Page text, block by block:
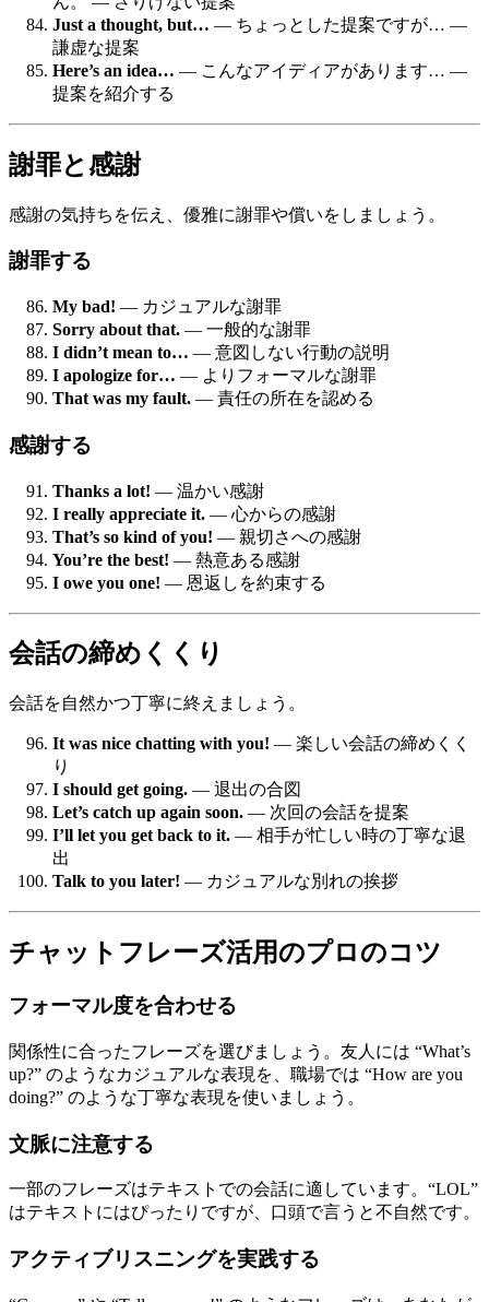
Just a thought, but… — ちょっとした提案ですが… —
謙虚な提案
Here’s an idea… — こんなアイディアがあります… —
提案を紹介する
謝罪と感謝
感謝の気持ちを伝え、優雅に謝罪や償いをしましょう。
謝罪する
My bad! — カジュアルな謝罪
Sorry about that. — 一般的な謝罪
I didn’t mean to… — 意図しない行動の説明
I apologize for… — よりフォーマルな謝罪
That was my fault. — 責任の所在を認める
感謝する
Thanks a lot! — 温かい感謝
I really appreciate it. — 心からの感謝
That’s so kind of you! — 親切さへの感謝
You’re the best! — 熱意ある感謝
I owe you one! — 恩返しを約束する
会話の締めくくり
会話を自然かつ丁寧に終えましょう。
It was nice chatting with you! — 楽しい会話の締めくく
り
I should get going. — 退出の合図
Let’s catch up again soon. — 次回の会話を提案
I’ll let you get back to it. — 相手が忙しい時の丁寧な退
出
Talk to you later! — カジュアルな別れの挨拶
チャットフレーズ活用のプロのコツ
フォーマル度を合わせる
関係性に合ったフレーズを選びましょう。友人には “What’s
up?” のようなカジュアルな表現を、職場では “How are you
doing?” のような丁寧な表現を使いましょう。
文脈に注意する
一部のフレーズはテキストでの会話に適しています。“LOL”
はテキストにはぴったりですが、口頭で言うと不自然です。
アクティブリスニングを実践する